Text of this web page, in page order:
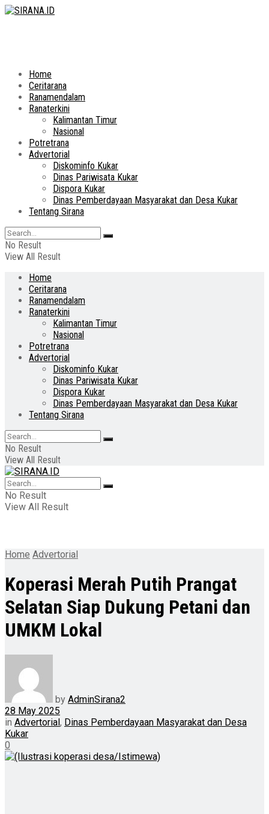
Home
Ceritarana
Ranamendalam
Ranaterkini
Kalimantan Timur
Nasional
Potretrana
Advertorial
Diskominfo Kukar
Dinas Pariwisata Kukar
Dispora Kukar
Dinas Pemberdayaan Masyarakat dan Desa Kukar
Tentang Sirana
No Result
View All Result
Home
Ceritarana
Ranamendalam
Ranaterkini
Kalimantan Timur
Nasional
Potretrana
Advertorial
Diskominfo Kukar
Dinas Pariwisata Kukar
Dispora Kukar
Dinas Pemberdayaan Masyarakat dan Desa Kukar
Tentang Sirana
No Result
View All Result
No Result
View All Result
Home Advertorial
Koperasi Merah Putih Prangat
Selatan Siap Dukung Petani dan
UMKM Lokal
by AdminSirana2
28 May 2025
in Advertorial, Dinas Pemberdayaan Masyarakat dan Desa
Kukar
0